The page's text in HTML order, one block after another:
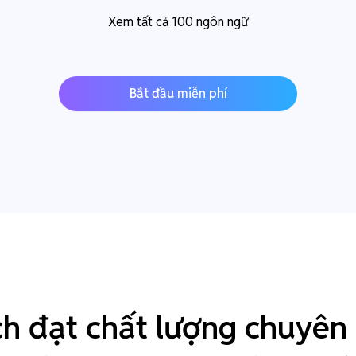
Xem tất cả 100 ngôn ngữ
Bắt đầu miễn phí
đạt chất lượng chuyên